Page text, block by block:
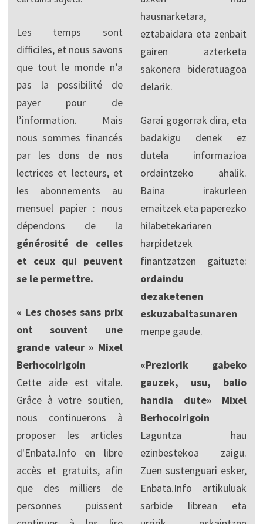
Les temps sont
difficiles, et nous savons
que tout le monde n’a
pas la possibilité de
payer pour de
l’information. Mais
nous sommes financés
par les dons de nos
lectrices et lecteurs, et
les abonnements au
mensuel papier : nous
dépendons de la
générosité de celles
et ceux qui peuvent
se le permettre.
« Les choses sans prix
ont souvent une
grande valeur » Mixel
Berhocoirigoin
Cette aide est vitale.
Grâce à votre soutien,
nous continuerons à
proposer les articles
d'Enbata.Info en libre
accès et gratuits, afin
que des milliers de
personnes puissent
hausnarketara,
eztabaidara eta zenbait
gairen azterketa
sakonera bideratuagoa
delarik.
Garai gogorrak dira, eta
badakigu denek ez
dutela informazioa
ordaintzeko ahalik.
Baina irakurleen
emaitzek eta paperezko
hilabetekariaren
harpidetzek
finantzatzen gaituzte:
ordaindu
dezaketenen
eskuzabaltasunaren
menpe gaude.
«Preziorik gabeko
gauzek, usu, balio
handia dute» Mixel
Berhocoirigoin
Laguntza hau
ezinbestekoa zaigu.
Zuen sustenguari esker,
Enbata.Info artikuluak
sarbide librean eta